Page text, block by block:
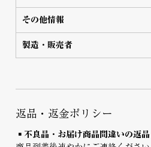
その他情報
製造・販売者
返品・返金ポリシー
▪️不良品・お届け商品間違いの返品